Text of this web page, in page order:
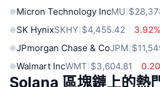
Micron Technology IncMU
SK HynixSKHY $4,455.42
3.92%
JPmorgan Chase & CoJPM
Walmart IncWMT $3,604.81
Solana 區塊鏈上的熱